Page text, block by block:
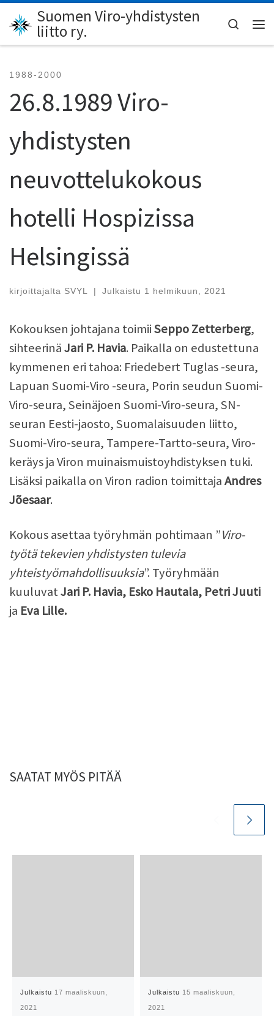
Skip to content
Suomen Viro-yhdistysten
liitto ry.
Search
1988-2000
26.8.1989 Viro-
yhdistysten
neuvottelukokous
hotelli Hospizissa
Helsingissä
kirjoittajalta SVYL | Julkaistu 1 helmikuun, 2021
Kokouksen johtajana toimiiSeppo Zetterberg,
sihteerinäJari P. Havia. Paikalla on edustettuna
kymmenen eri tahoa: Friedebert Tuglas -seura,
Lapuan Suomi-Viro -seura, Porin seudun Suomi-
Viro-seura, Seinäjoen Suomi-Viro-seura, SN-
seuran Eesti-jaosto, Suomalaisuuden liitto,
Suomi-Viro-seura, Tampere-Tartto-seura, Viro-
keräys ja Viron muinaismuistoyhdistyksen tuki.
Lisäksi paikalla on Viron radion toimittajaAndres
Jõesaar.
Kokous asettaa työryhmän pohtimaan ”Viro-
työtä tekevien yhdistysten tulevia
yhteistyömahdollisuuksia”. Työryhmään
kuuluvatJari P. Havia, Esko Hautala, Petri Juuti
ja Eva Lille.
SAATAT MYÖS PITÄÄ
Julkaistu 17 maaliskuun,
2021
Julkaistu 15 maaliskuun,
2021